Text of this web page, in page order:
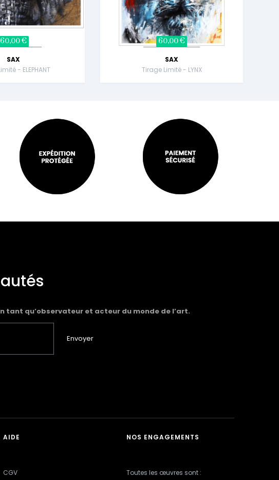
60,00 €
SAX
- ELEPHANT
60,00 €
SAX
Tirage Limité - LYNX
tant qu’observateur et acteur du monde de l’art.
Envoyer
AIDE
CGV
NOS ENGAGEMENTS
Toutes les œuvres sont :